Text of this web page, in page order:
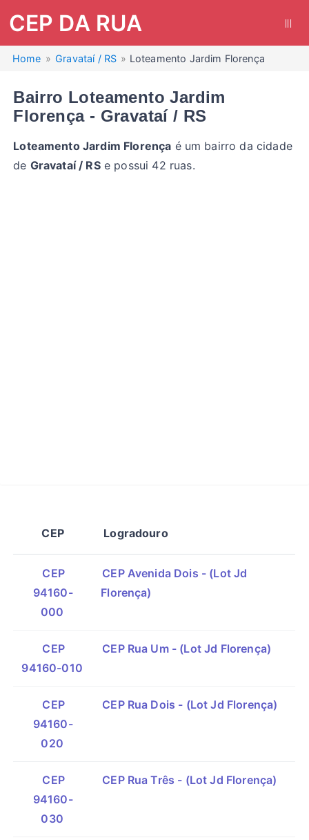
CEP DA RUA
Home Gravataí / RS Loteamento Jardim Florença
Bairro Loteamento Jardim
Florença - Gravataí / RS
Loteamento Jardim Florença é um bairro da cidade
de Gravataí / RSe possui 42 ruas.
CEP Logradouro
CEP
94160-
000
CEP Avenida Dois - (Lot Jd
Florença)
CEP
94160-010
CEP Rua Um - (Lot Jd Florença)
CEP
94160-
020
CEP Rua Dois - (Lot Jd Florença)
CEP
94160-
030
CEP Rua Três - (Lot Jd Florença)